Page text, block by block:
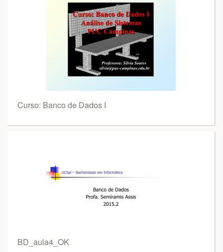
Curso: Banco de Dados I
BD_aula4_OK